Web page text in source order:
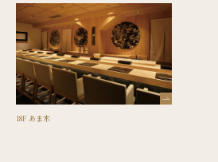
18F あま木